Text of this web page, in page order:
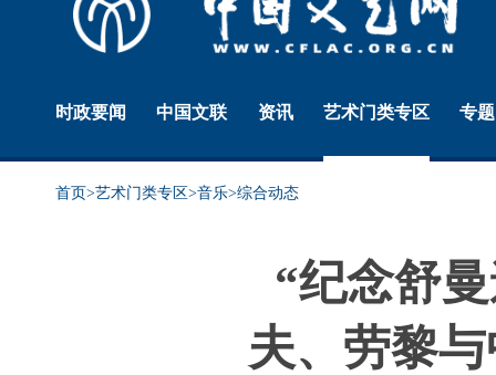
时政要闻 中国文联 资讯 艺术门类专区 专题
首页>艺术门类专区>音乐>综合动态
“纪念舒
夫、劳黎